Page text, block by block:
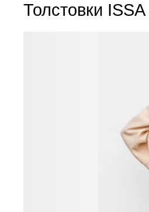
Толстовки